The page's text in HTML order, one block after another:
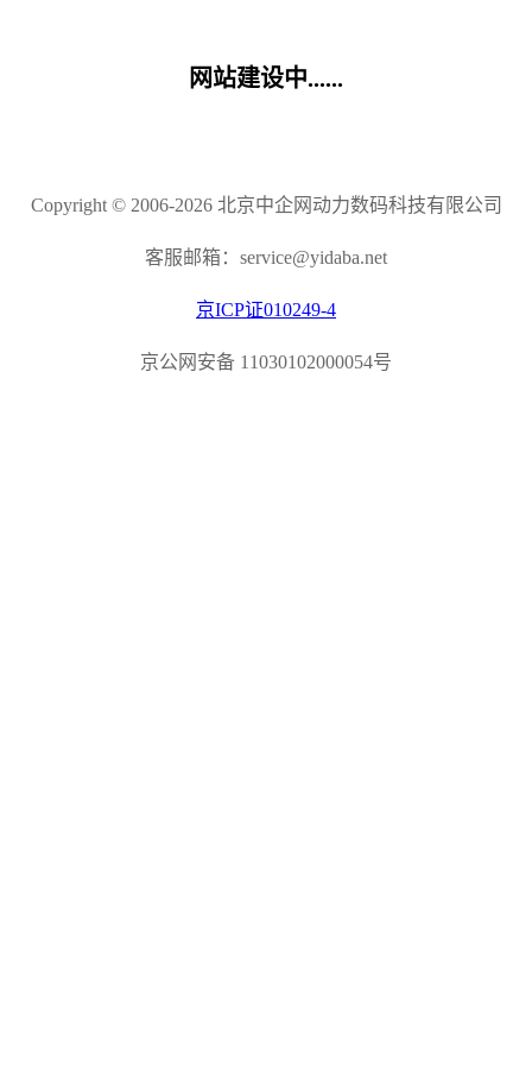
网站建设中......
Copyright © 2006-2026 北京中企网动力数码科技有限公司
客服邮箱：service@yidaba.net
京ICP证010249-4
京公网安备 11030102000054号